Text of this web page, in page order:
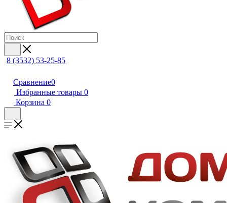
8 (3532) 53-25-85
Сравнение0
Избранные товары 0
Корзина 0